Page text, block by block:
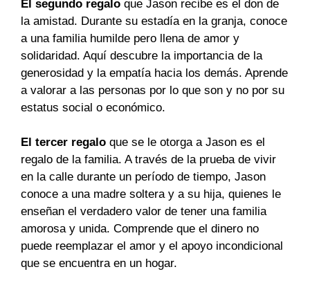
El segundo regalo que Jason recibe es el don de
la amistad. Durante su estadía en la granja, conoce
a una familia humilde pero llena de amor y
solidaridad. Aquí descubre la importancia de la
generosidad y la empatía hacia los demás. Aprende
a valorar a las personas por lo que son y no por su
estatus social o económico.
El tercer regalo que se le otorga a Jason es el
regalo de la familia. A través de la prueba de vivir
en la calle durante un período de tiempo, Jason
conoce a una madre soltera y a su hija, quienes le
enseñan el verdadero valor de tener una familia
amorosa y unida. Comprende que el dinero no
puede reemplazar el amor y el apoyo incondicional
que se encuentra en un hogar.